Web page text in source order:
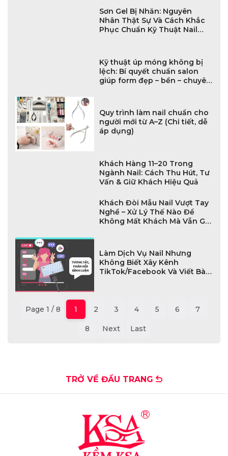
Sơn Gel Bị Nhăn: Nguyên
Nhân Thật Sự Và Cách Khắc
Phục Chuẩn Kỹ Thuật Nail
Kỹ thuật úp móng không bị
lệch: Bí quyết chuẩn salon
giúp form đẹp – bền – chuyên
Quy trình làm nail chuẩn cho
người mới từ A–Z (Chi tiết, dễ
áp dụng)
Khách Hàng 11–20 Trong
Ngành Nail: Cách Thu Hút, Tư
Khách Đòi Mẫu Nail Vượt Tay
Uy Tín?
Làm Dịch Vụ Nail Nhưng
Không Đông Khách
3 4